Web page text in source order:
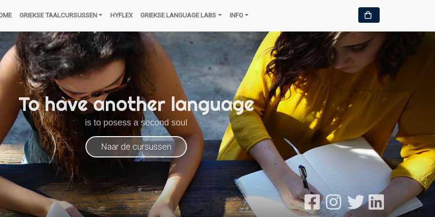
GRIEKSE TAALCURSUSSEN HYFLEX GRIEKSE LANGUAGE LABS INFO
To have another language
is to posess a second soul
Naar de cursussen